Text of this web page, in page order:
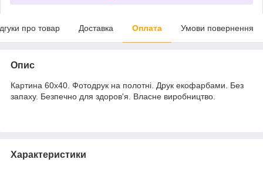
про товар Доставка Оплата Умови повернення
Опис
Картина 60х40. Фотодрук на полотні. Друк екофарбами. Без
запаху. Безпечно для здоров'я. Власне виробництво.
Характеристики